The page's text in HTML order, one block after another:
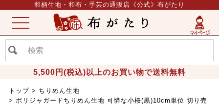
和柄生地・和布・手芸の通販店《公式》布がたり
5,500円(税込)以上のお買い物で送料無料
ME
NU
トップ
ちりめん生地
ポリジャガードちりめん生地 可憐な小桜(黒)10cm単位 切り売